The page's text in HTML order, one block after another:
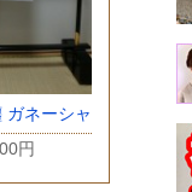
ネーシャ
円